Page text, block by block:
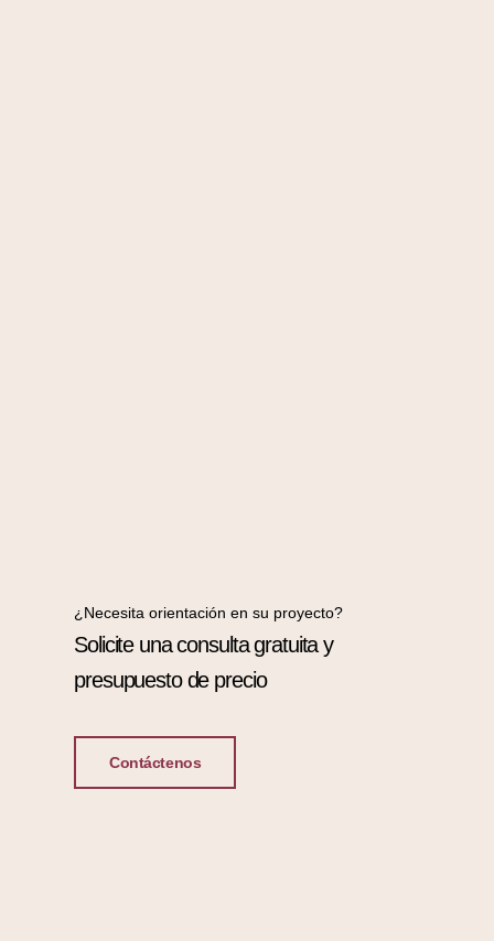
¿Necesita orientación en su proyecto?
Solicite una consulta gratuita y
presupuesto de precio
Contáctenos